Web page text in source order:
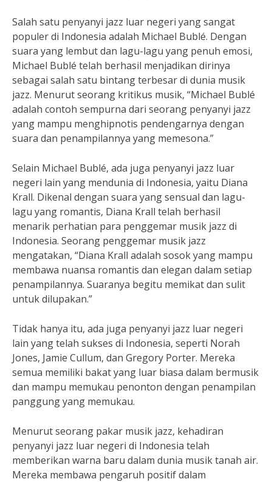
Salah satu penyanyi jazz luar negeri yang sangat
populer di Indonesia adalah Michael Bublé. Dengan
suara yang lembut dan lagu-lagu yang penuh emosi,
Michael Bublé telah berhasil menjadikan dirinya
sebagai salah satu bintang terbesar di dunia musik
jazz. Menurut seorang kritikus musik, “Michael Bublé
adalah contoh sempurna dari seorang penyanyi jazz
yang mampu menghipnotis pendengarnya dengan
suara dan penampilannya yang memesona.”
Selain Michael Bublé, ada juga penyanyi jazz luar
negeri lain yang mendunia di Indonesia, yaitu Diana
Krall. Dikenal dengan suara yang sensual dan lagu-
lagu yang romantis, Diana Krall telah berhasil
menarik perhatian para penggemar musik jazz di
Indonesia. Seorang penggemar musik jazz
mengatakan, “Diana Krall adalah sosok yang mampu
membawa nuansa romantis dan elegan dalam setiap
penampilannya. Suaranya begitu memikat dan sulit
untuk dilupakan.”
Tidak hanya itu, ada juga penyanyi jazz luar negeri
lain yang telah sukses di Indonesia, seperti Norah
Jones, Jamie Cullum, dan Gregory Porter. Mereka
semua memiliki bakat yang luar biasa dalam bermusik
dan mampu memukau penonton dengan penampilan
panggung yang memukau.
Menurut seorang pakar musik jazz, kehadiran
penyanyi jazz luar negeri di Indonesia telah
memberikan warna baru dalam dunia musik tanah air.
Mereka membawa pengaruh positif dalam